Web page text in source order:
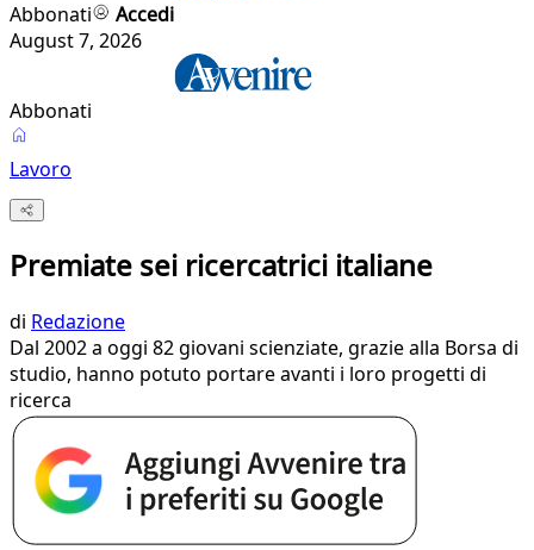
Abbonati
Accedi
August 7, 2026
Abbonati
Lavoro
Premiate sei ricercatrici italiane
di Redazione
Dal 2002 a oggi 82 giovani scienziate, grazie alla Borsa di
studio, hanno potuto portare avanti i loro progetti di
ricerca